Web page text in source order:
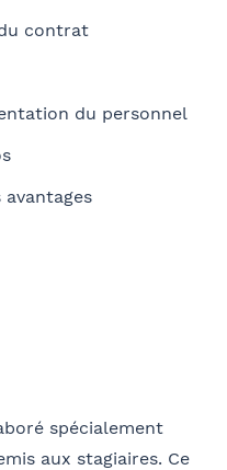
contrat
du personnel
spécialement
aux stagiaires. Ce
libertés » du 6 janvier 1978
droit d’accès et de